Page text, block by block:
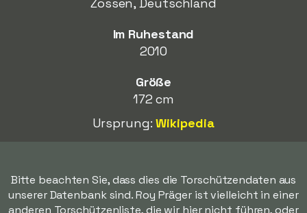
Im Ruhestand
2010
Größe
172 cm
Ursprung:Wikipedia
Bitte beachten Sie, dass dies die Torschützendaten aus
unserer Datenbank sind. Roy Präger ist vielleicht in einer
anderen Torschützenliste, die wir hier nicht führen, oder